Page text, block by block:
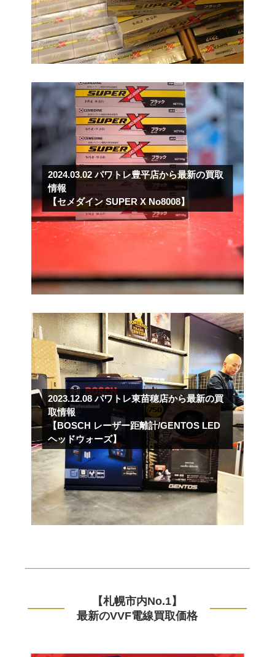
2024.03.02パワトレ豊平店から最新の買取
情報
【セメダイン SUPER X No8008】
2023.12.08パワトレ東苗穂店から最新の買
取情報
【BOSCH レーザー距離計/GENTOS LED
ヘッドウォーズ】
【札幌市内No.1】
最新のVVF電線買取価格